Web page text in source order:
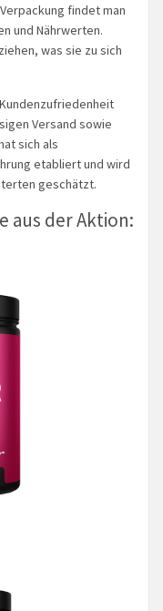
findet man
und Nährwerten.
was sie zu sich
Versand sowie
sich als
etabliert und wird
geschätzt.
aus der Aktion: